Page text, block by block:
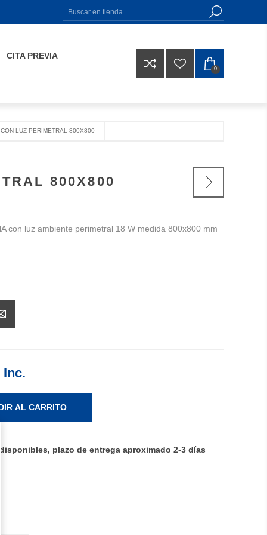
CITA PREVIA
0
LUZ PERIMETRAL 800X800
800X800
con luz ambiente perimetral 18 W medida 800x800 mm
Inc.
AL CARRITO
plazo de entrega aproximado 2-3 días